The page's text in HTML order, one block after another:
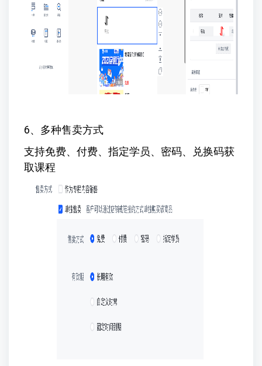
6、多种售卖方式
支持免费、付费、指定学员、密码、兑换码获
取课程